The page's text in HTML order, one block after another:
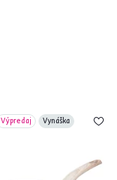
Výpredaj Vynáška